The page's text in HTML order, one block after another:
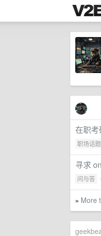
在职
职场话题
寻求
问与答
» More